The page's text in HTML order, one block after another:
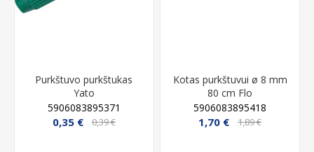
Purkštuvo purkštukas
Yato
5906083895371
0,35 € 0,39 €
Kotas purkštuvui ø 8 mm
80 cm Flo
5906083895418
1,70 € 1,89 €